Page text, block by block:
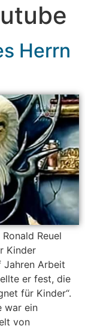
Herrn
Reuel
Kinder
Jahren Arbeit
er fest, die
für Kinder“.
war ein
von